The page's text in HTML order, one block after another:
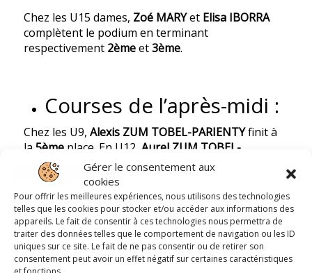
Gérer le consentement aux
cookies
Pour offrir les meilleures expériences, nous utilisons des technologies
telles que les cookies pour stocker et/ou accéder aux informations des
appareils. Le fait de consentir à ces technologies nous permettra de
traiter des données telles que le comportement de navigation ou les ID
uniques sur ce site. Le fait de ne pas consentir ou de retirer son
consentement peut avoir un effet négatif sur certaines caractéristiques
et fonctions.
Chez les U15 dames, Zoé MARYet Elisa IBORRA
complètent le podium en terminant
respectivement 2èmeet3ème.
Courses de l’après-midi :
Chez les U9, Alexis ZUM TOBEL-PARIENTYfinit à
la 5ème place. En U12, Aurel ZUM TOBEL-
PARIENTY
etRaphaël MATTIUSrenouvellent
respectivement leur
Chez les U15 dames en canoë cette fois-ci,Elisa
IBORRAprend la1èreplace, ex-aequo avec Isaure
de Castelnaud, etZoé MARYla2èmeplace.
Pour les U15 hommes, également en canoë,Ethan